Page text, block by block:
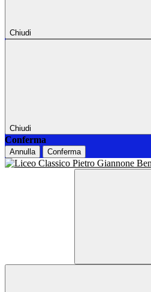
Chiudi
Chiudi
Conferma
Annulla Conferma